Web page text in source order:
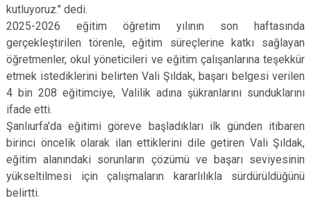
kutluyoruz." dedi.
2025-2026 eğitim öğretim yılının son haftasında
gerçekleştirilen törenle, eğitim süreçlerine katkı sağlayan
öğretmenler, okul yöneticileri ve eğitim çalışanlarına teşekkür
etmek istediklerini belirten Vali Şıldak, başarı belgesi verilen
4 bin 208 eğitimciye, Valilik adına şükranlarını sunduklarını
ifade etti.
Şanlıurfa'da eğitimi göreve başladıkları ilk günden itibaren
birinci öncelik olarak ilan ettiklerini dile getiren Vali Şıldak,
eğitim alanındaki sorunların çözümü ve başarı seviyesinin
yükseltilmesi için çalışmaların kararlılıkla sürdürüldüğünü
belirtti.